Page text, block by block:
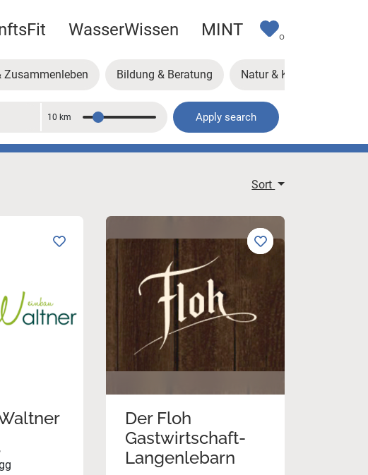
WasserWissen MINT 0
Zusammenleben Bildung & Beratung Natur & Klima
Distance
10 km Apply search
Sort
Der Floh
Gastwirtschaft-
Langenlebarn